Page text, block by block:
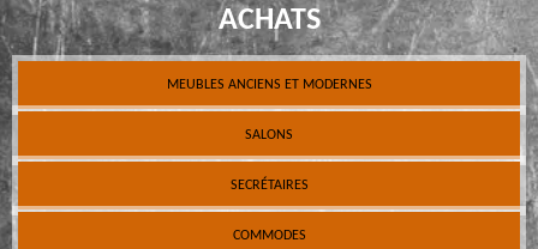
ACHATS
MEUBLES ANCIENS ET MODERNES
SALONS
SECRÉTAIRES
COMMODES